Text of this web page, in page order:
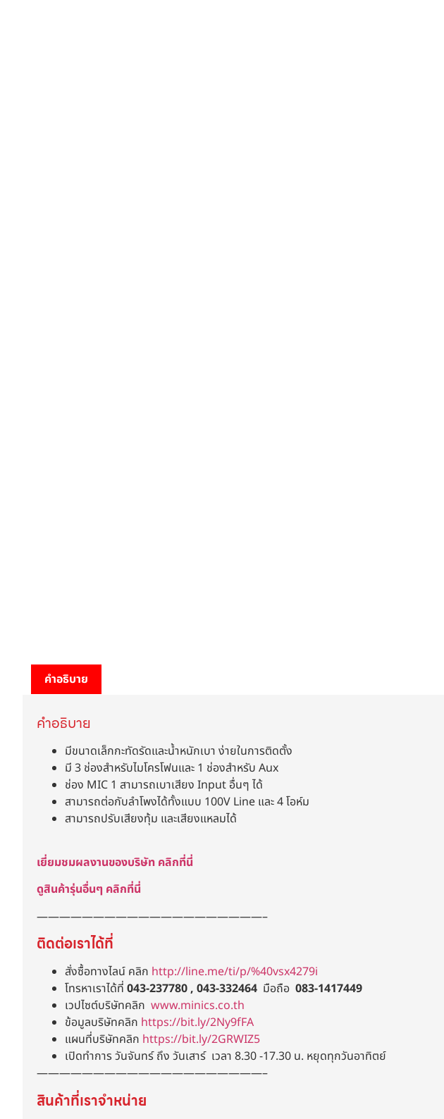
คำอธิบาย
คำอธิบาย
มีขนาดเล็กกะทัดรัดและน้ำหนักเบา ง่ายในการติดตั้ง
มี 3 ช่องสำหรับไมโครโฟนและ 1 ช่องสำหรับ Aux
ช่อง MIC 1 สามารถเบาเสียง Input อื่นๆ ได้
สามารถต่อกับลำโพงได้ทั้งแบบ 100V Line และ 4 โอห์ม
สามารถปรับเสียงทุ้ม และเสียงแหลมได้
เยี่ยมชมผลงานของบริษัท คลิกที่นี่
ดูสินค้ารุ่นอื่นๆ คลิกที่นี่
————————————————————–
ติดต่อเราได้ที่
สั่งซื้อทางไลน์ คลิก http://line.me/ti/p/%40vsx4279i
โทรหาเราได้ที่ 043-237780 , 043-332464 มือถือ 083-1417449
เวปไซต์บริษัทคลิก www.minics.co.th
ข้อมูลบริษัทคลิก https://bit.ly/2Ny9fFA
แผนที่บริษัทคลิก https://bit.ly/2GRWIZ5
เปิดทำการ วันจันทร์ ถึง วันเสาร์ เวลา 8.30 -17.30 น. หยุดทุกวันอาทิตย์
————————————————————–
สินค้าที่เราจำหน่าย